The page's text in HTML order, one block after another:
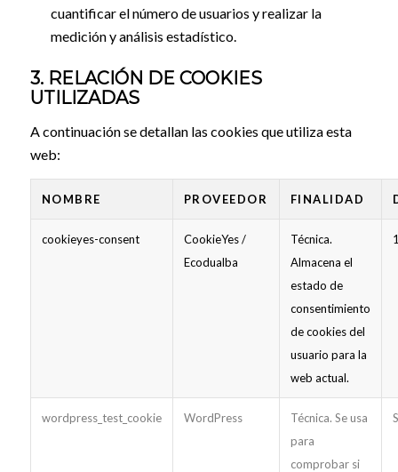
cuantificar el número de usuarios y realizar la
medición y análisis estadístico.
3. RELACIÓN DE COOKIES
UTILIZADAS
A continuación se detallan las cookies que utiliza esta
web:
NOMBRE PROVEEDOR FINALIDAD
cookieyes-consent
CookieYes /
Ecodualba
Técnica.
Almacena el
estado de
consentimiento
de cookies del
usuario para la
web actual.
wordpress_test_cookie WordPress
Técnica. Se usa
para
comprobar si